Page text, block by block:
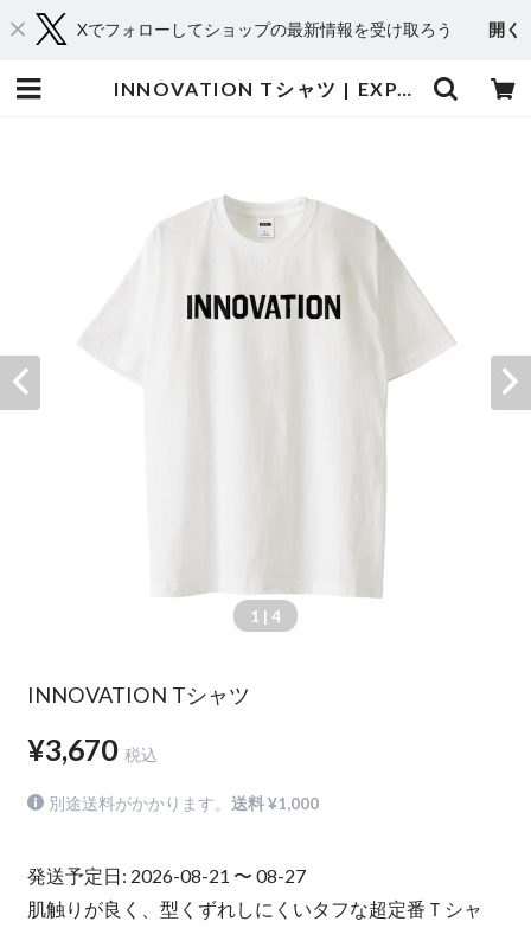
Xでフォローしてショップの最新情報を受け取ろう 開く
INNOVATION Tシャツ | EXPACT｜Raise Your Flag. Make an Impact.
1 | 4
INNOVATION Tシャツ
¥3,670 税込
別途送料がかかります。送料 ¥1,000
発送予定日: 2026-08-21 〜 08-27
肌触りが良く、型くずれしにくいタフな超定番Ｔシャ